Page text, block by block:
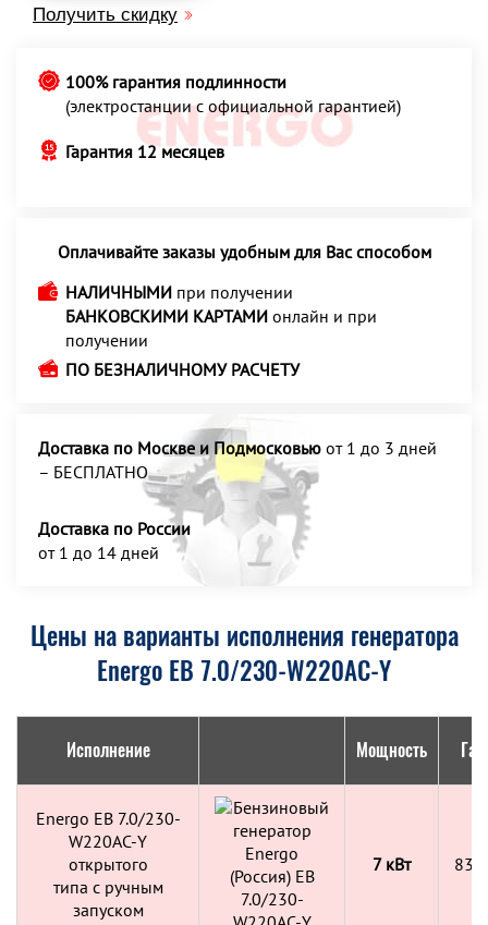
Получить скидку
100% гарантия подлинности
(электростанции с официальной гарантией)
Гарантия 12 месяцев
Оплачивайте заказы удобным для Вас способом
НАЛИЧНЫМИ при получении
БАНКОВСКИМИ КАРТАМИ онлайн и при
получении
ПО БЕЗНАЛИЧНОМУ РАСЧЕТУ
Доставка по Москве и Подмосковью от 1 до 3 дней
– БЕСПЛАТНО
Доставка по России
от 1 до 14 дней
Цены на варианты исполнения генератора
Energo EB 7.0/230-W220АC-Y
Исполнение Мощность
Energo EB 7.0/230-
W220АC-Y
открытого
типа с ручным
запуском
7 кВт